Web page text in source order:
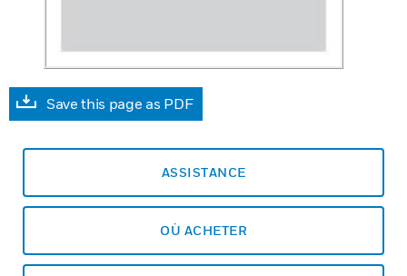
Save this page as PDF
ASSISTANCE
OÙ ACHETER